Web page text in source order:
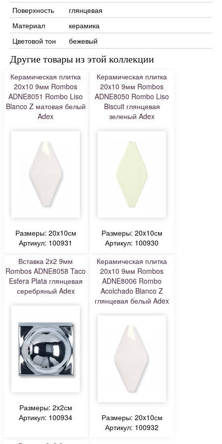
Поверхность
глянцевая
Материал
керамика
Цветовой тон
бежевый
Другие товары из этой коллекции
Керамическая плитка
20x10 9мм Rombos
ADNE8051 Rombo Liso
Blanco Z матовая белый
Adex
Размеры: 20x10см
Артикул: 100931
Керамическая плитка
20x10 9мм Rombos
ADNE8050 Rombo Liso
Biscuit глянцевая
зеленый Adex
Размеры: 20x10см
Артикул: 100930
Вставка 2x2 9мм
Rombos ADNE8058 Taco
Esfera Plata глянцевая
серебряный Adex
Размеры: 2x2см
Артикул: 100934
Керамическая плитка
20x10 9мм Rombos
ADNE8006 Rombo
Acolchado Blanco Z
глянцевая белый Adex
Размеры: 20x10см
Артикул: 100932